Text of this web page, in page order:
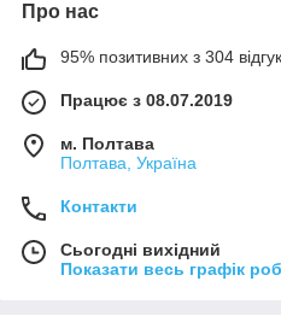
Про нас
95% позитивних з 304
Працює з 08.07.2019
м. Полтава
Полтава, Україна
Контакти
Сьогодні вихідний
Показати весь графік